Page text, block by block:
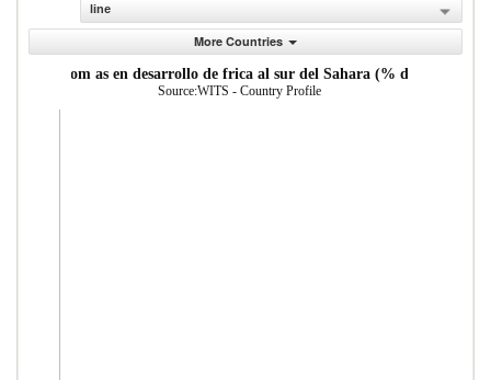
line
More Countries
Mercader as importadas desde econom as en desarrollo de frica al sur del
Source:WITS - Country Profile